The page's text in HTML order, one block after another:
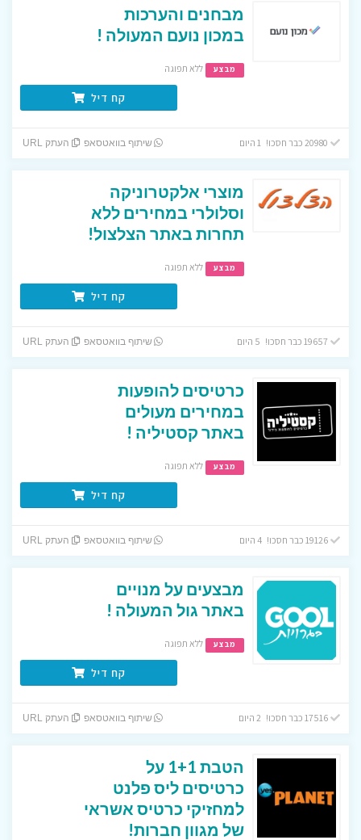
מבחנים והערכות
במכון נועם המעולה !
מבצע ללא תפוגה
קח דיל
שיתוף בוואטסאפ העתק URL
מוצרי אלקטרוניקה
וסלולרי במחירים ללא
תחרות באתר הצלצול!
מבצע ללא תפוגה
קח דיל
שיתוף בוואטסאפ העתק URL
כרטיסים להופעות
במחירים מעולים
באתר קסטיליה !
מבצע ללא תפוגה
קח דיל
19126 כבר חסכו! 4 היום שיתוף בוואטסאפ העתק URL
מבצעים על מנויים
באתר גול המעולה !
מבצע ללא תפוגה
קח דיל
17516 כבר חסכו! 2 היום שיתוף בוואטסאפ העתק URL
הטבת 1+1 על
כרטיסים ליס פלנט
למחזיקי כרטיס אשראי
של מגוון חברות!